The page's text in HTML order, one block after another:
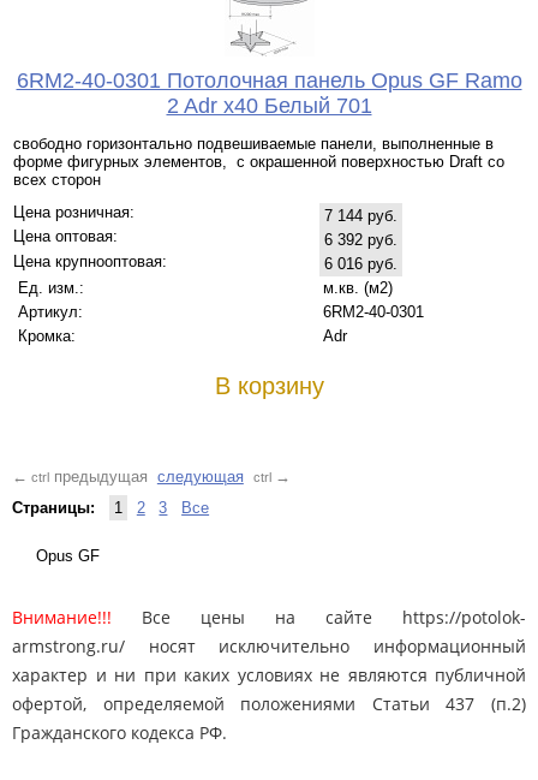
6RM2-40-0301 Потолочная панель Opus GF Ramo
2 Adr x40 Белый 701
свободно горизонтально подвешиваемые панели, выполненные в
форме фигурных элементов, с окрашенной поверхностью Draft со
всех сторон
Цена розничная:
7 144 руб.
Цена оптовая:
6 392 руб.
Цена крупнооптовая:
6 016 руб.
Ед. изм.:
м.кв. (м2)
Артикул:
6RM2-40-0301
Кромка:
Adr
В корзину
← ctrl предыдущая следующая ctrl →
Страницы: 1 2 3 Все
Opus GF
Внимание!!! Все цены на сайте https://potolok-
armstrong.ru/ носят исключительно информационный
характер и ни при каких условиях не являются публичной
офертой, определяемой положениями Статьи 437 (п.2)
Гражданского кодекса РФ.